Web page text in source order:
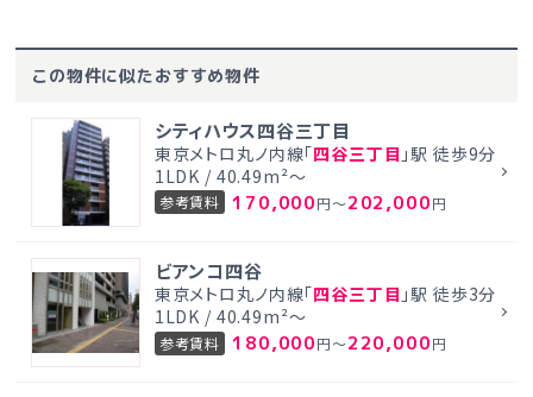
この物件に似たおすすめ物件
シティハウス四谷三丁目
東京メトロ丸ノ内線「四谷三丁目 」駅 徒歩9分
1LDK / 40.49m²～
参考賃料 170,000円～202,000円
ビアンコ四谷
東京メトロ丸ノ内線「四谷三丁目 」駅 徒歩3分
1LDK / 40.49m²～
参考賃料 180,000円～220,000円